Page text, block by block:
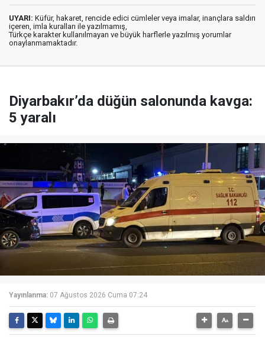
UYARI: Küfür, hakaret, rencide edici cümleler veya imalar, inançlara saldırı
içeren, imla kuralları ile yazılmamış,
Türkçe karakter kullanılmayan ve büyük harflerle yazılmış yorumlar
onaylanmamaktadır.
Diyarbakır’da düğün salonunda kavga:
5 yaralı
Yayınlanma: 07 Ağustos 2026 Cuma 07:24